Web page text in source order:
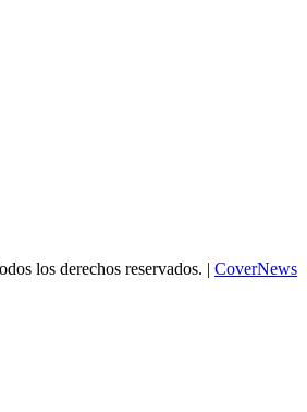
los derechos reservados. | CoverNews